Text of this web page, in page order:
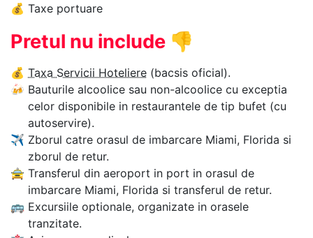
💰 Taxe portuare
Pretul nu include 👎
💰 Taxa Servicii Hoteliere (bacsis oficial).
🍻 Bauturile alcoolice sau non-alcoolice cu exceptia
celor disponibile in restaurantele de tip bufet (cu
autoservire).
✈ Zborul catre orasul de imbarcare Miami, Florida si
zborul de retur.
🚖 Transferul din aeroport in port in orasul de
imbarcare Miami, Florida si transferul de retur.
🚌 Excursiile optionale, organizate in orasele
tranzitate.